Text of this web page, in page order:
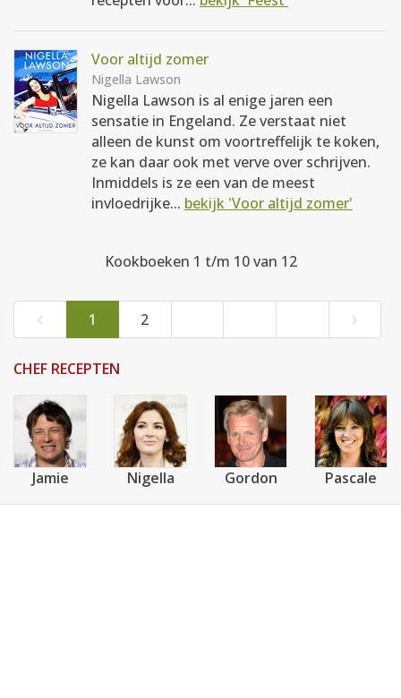
Voor altijd zomer
Nigella Lawson
Nigella Lawson is al enige jaren een
sensatie in Engeland. Ze verstaat niet
alleen de kunst om voortreffelijk te koken,
ze kan daar ook met verve over schrijven.
Inmiddels is ze een van de meest
invloedrijke... bekijk 'Voor altijd zomer'
Kookboeken 1 t/m 10 van 12
‹ 1 2 ›
CHEF RECEPTEN
Jamie Nigella Gordon Pascale